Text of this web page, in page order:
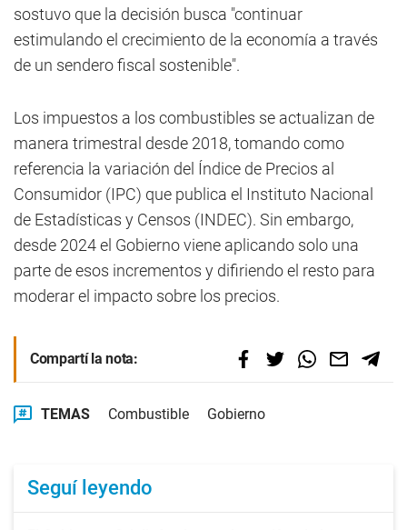
sostuvo que la decisión busca "continuar
estimulando el crecimiento de la economía a través
de un sendero fiscal sostenible".
Los impuestos a los combustibles se actualizan de
manera trimestral desde 2018, tomando como
referencia la variación del Índice de Precios al
Consumidor (IPC) que publica el Instituto Nacional
de Estadísticas y Censos (INDEC). Sin embargo,
desde 2024 el Gobierno viene aplicando solo una
parte de esos incrementos y difiriendo el resto para
moderar el impacto sobre los precios.
Compartí la nota:
TEMAS Combustible Gobierno
Seguí leyendo